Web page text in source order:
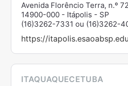
Avenida Florêncio Terra, n.º
14900-000 - Itápolis - SP
(16)3262-7331 ou (16)3262-
https://
ITAQUAQUECETUBA